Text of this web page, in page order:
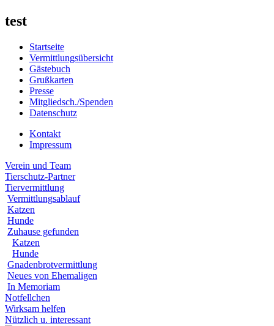
test
Startseite
Vermittlungsübersicht
Gästebuch
Grußkarten
Presse
Mitgliedsch./Spenden
Datenschutz
Kontakt
Impressum
Verein und Team
Tierschutz-Partner
Tiervermittlung
Vermittlungsablauf
Katzen
Hunde
Zuhause gefunden
Katzen
Hunde
Gnadenbrotvermittlung
Neues von Ehemaligen
In Memoriam
Notfellchen
Wirksam helfen
Nützlich u. interessant